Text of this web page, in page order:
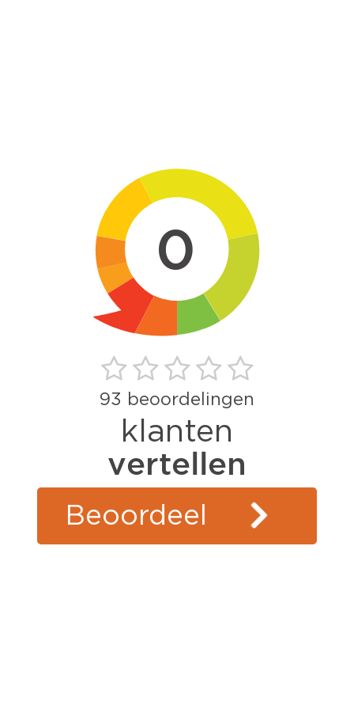
0
93 beoordelingen
klanten
vertellen
Beoordeel